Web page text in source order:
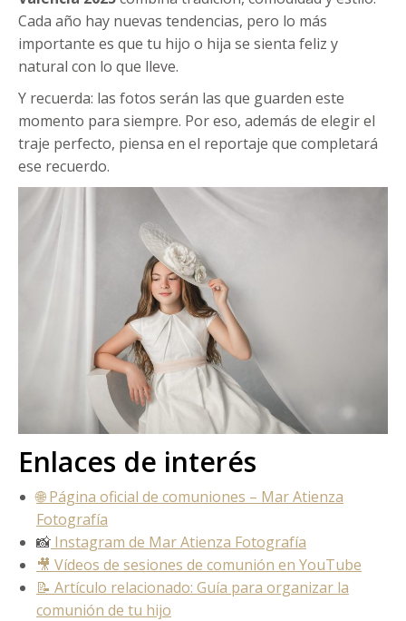
Cada año hay nuevas tendencias, pero lo más
importante es que tu hijo o hija se sienta feliz y
natural con lo que lleve.
Y recuerda: las fotos serán las que guarden este
momento para siempre. Por eso, además de elegir el
traje perfecto, piensa en el reportaje que completará
ese recuerdo.
Enlaces de interés
🌐 Página oficial de comuniones – Mar Atienza
Fotografía
📸 Instagram de Mar Atienza Fotografía
🎥 Vídeos de sesiones de comunión en YouTube
📝 Artículo relacionado: Guía para organizar la
comunión de tu hijo